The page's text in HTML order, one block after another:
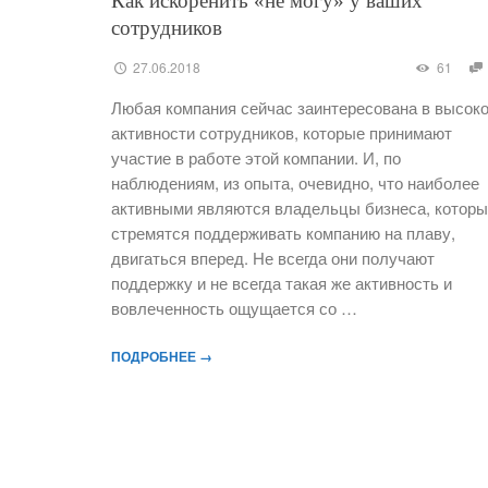
сотрудников
27.06.2018 61
Любая компания сейчас заинтересована в
активности сотрудников, которые принимают
участие в работе этой компании. И, по
наблюдениям, из опыта, очевидно, что наиболее
активными являются владельцы бизнеса,
стремятся поддерживать компанию на плаву,
двигаться вперед. Не всегда они получают
поддержку и не всегда такая же активность и
вовлеченность ощущается со …
ПОДРОБНЕЕ →